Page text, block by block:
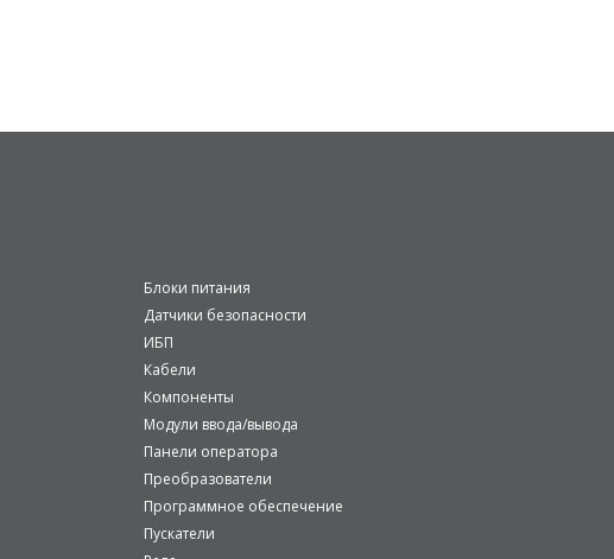
Блоки питания
Датчики безопасности
ИБП
Кабели
Компоненты
Модули ввода/вывода
Панели оператора
Преобразователи
Программное обеспечение
Пускатели